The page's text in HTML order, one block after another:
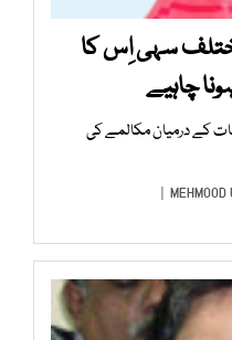
سہی اِس کا
چاہیے
کے درمیان مکالمے کی